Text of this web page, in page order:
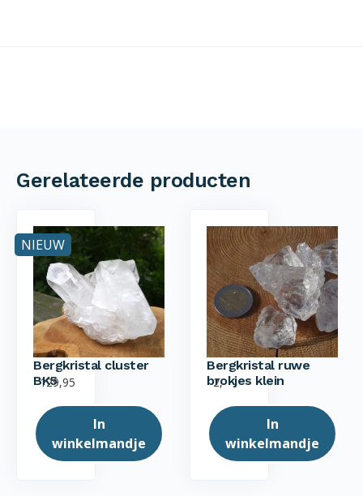
Gerelateerde producten
NIEUW
Bergkristal cluster
BK5
129,95
In
winkelmandje
Bergkristal ruwe
brokjes klein
2,-
In
winkelmandje